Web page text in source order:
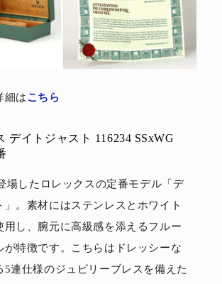
細はこちら
デイトジャスト 116234 SSxWG
場したロレックスの定番モデル「デ
」。素材にはステンレスとホワイト
用し、腕元に高級感を添えるフルー
が特徴です。こちらはドレッシーな
5連仕様のジュビリーブレスを備えた